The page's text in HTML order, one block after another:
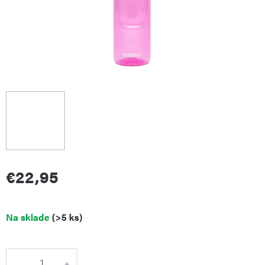
€22,95
Jednotková
cena:
Na sklade(>5 ks)